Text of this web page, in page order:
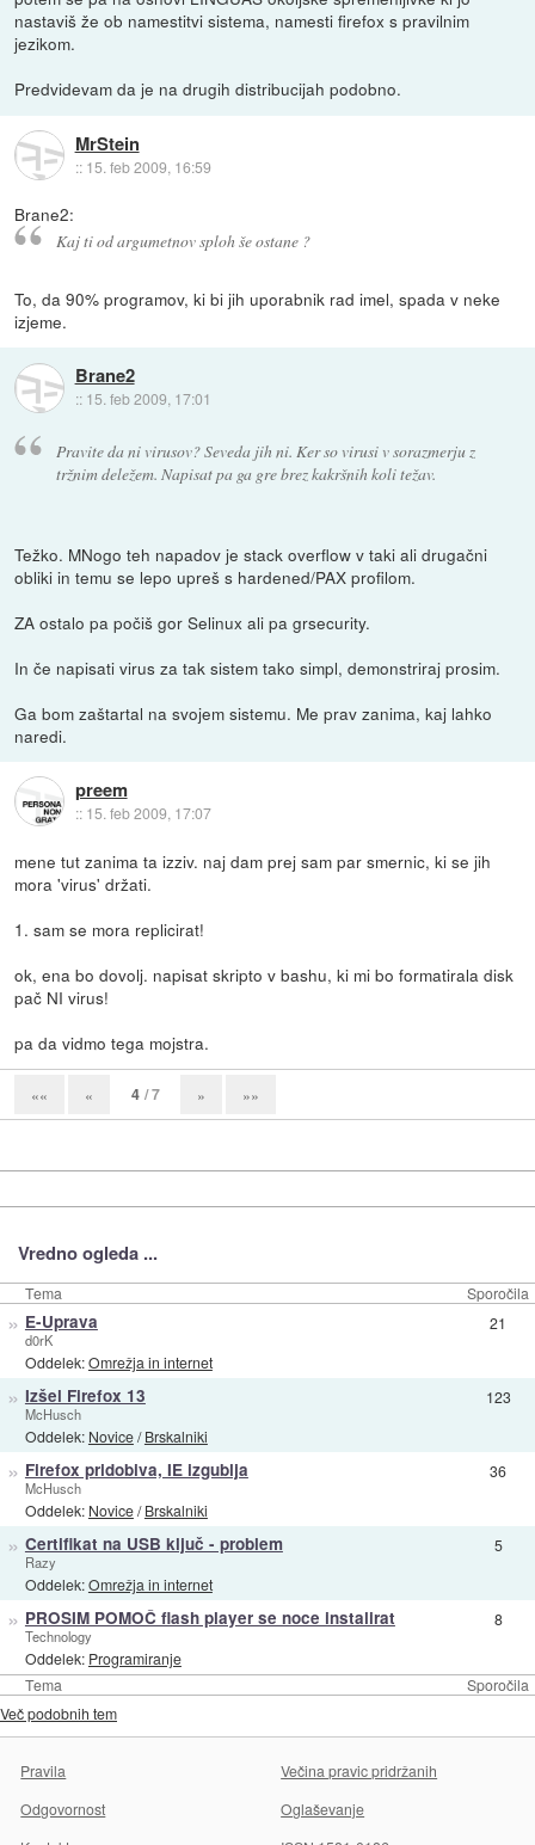
nastaviš že ob namestitvi sistema, namesti firefox s pravilnim
jezikom.
Predvidevam da je na drugih distribucijah podobno.
MrStein
:: 15. feb 2009, 16:59
Brane2:
Kaj ti od argumetnov sploh še ostane ?
To, da 90% programov, ki bi jih uporabnik rad imel, spada v neke
izjeme.
Brane2
:: 15. feb 2009, 17:01
Pravite da ni virusov? Seveda jih ni. Ker so virusi v sorazmerju z
tržnim deležem. Napisat pa ga gre brez kakršnih koli težav.
Težko. MNogo teh napadov je stack overflow v taki ali drugačni
obliki in temu se lepo upreš s hardened/PAX profilom.
ZA ostalo pa počiš gor Selinux ali pa grsecurity.
In če napisati virus za tak sistem tako simpl, demonstriraj prosim.
Ga bom zaštartal na svojem sistemu. Me prav zanima, kaj lahko
naredi.
preem
:: 15. feb 2009, 17:07
mene tut zanima ta izziv. naj dam prej sam par smernic, ki se jih
mora 'virus' držati.
1. sam se mora replicirat!
ok, ena bo dovolj. napisat skripto v bashu, ki mi bo formatirala disk
pač NI virus!
pa da vidmo tega mojstra.
«« « 4 / 7 » »»
Vredno ogleda ...
Tema Sporočila
Tema Sporočila
» E-Uprava
d0rK
Oddelek:Omrežja in internet
21
» Izšel Firefox 13
McHusch
Oddelek: Novice/Brskalniki
123
» Firefox pridobiva, IE izgublja
McHusch
Oddelek: Novice/Brskalniki
36
» Certifikat na USB ključ - problem
Razy
Oddelek:Omrežja in internet
5
» PROSIM POMOČ flash player se noce instalirat
Technology
Oddelek: Programiranje
8
Več podobnih tem
Pravila
Večina pravic pridržanih
Odgovornost
Oglaševanje